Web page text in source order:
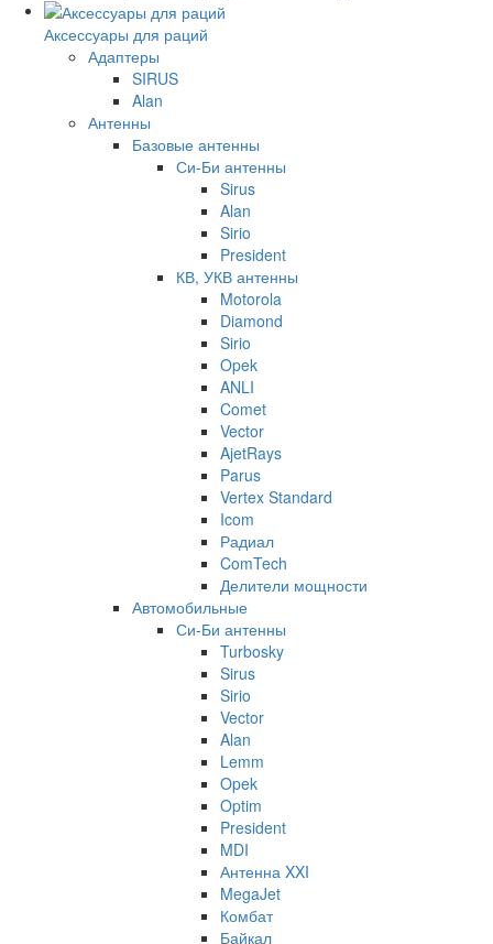
Аксессуары для раций
Адаптеры
SIRUS
Alan
Антенны
Базовые антенны
Си-Би антенны
Sirus
Alan
Sirio
President
КВ, УКВ антенны
Motorola
Diamond
Sirio
Opek
ANLI
Comet
Vector
AjetRays
Parus
Vertex Standard
Icom
Радиал
ComTech
Делители мощности
Автомобильные
Си-Би антенны
Turbosky
Sirus
Sirio
Vector
Alan
Lemm
Opek
Optim
President
MDI
Антенна XXI
MegaJet
Комбат
Байкал